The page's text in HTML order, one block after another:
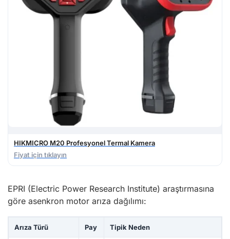
HIKMICRO M20 Profesyonel Termal Kamera
Fiyat için tıklayın
EPRI (Electric Power Research Institute) araştırmasına
göre asenkron motor arıza dağılımı:
Arıza Türü Pay Tipik Neden